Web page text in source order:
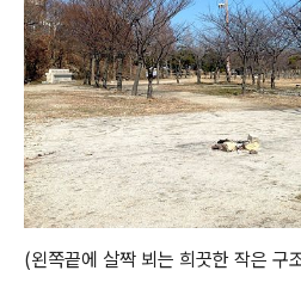
(왼쪽끝에 살짝 뵈는 희끗한 작은 구